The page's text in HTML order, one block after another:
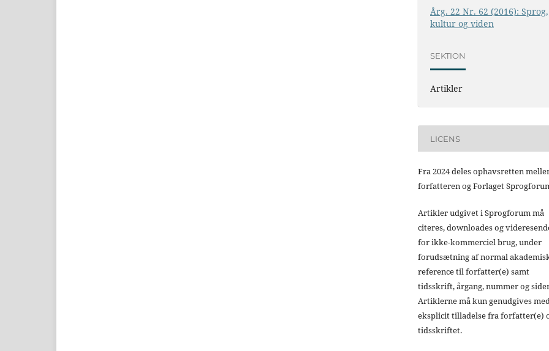
Årg. 22 Nr. 62 (2016): Sprog,
kultur og viden
SEKTION
Artikler
LICENS
Fra 2024 deles ophavsretten
forfatteren og Forlaget
Artikler udgivet i Sprogforum må
citeres, downloades og
for ikke-kommerciel brug, under
forudsætning af normal
reference til forfatter(e) samt
tidsskrift, årgang, nummer og
Artiklerne må kun genudgives
eksplicit tilladelse fra forfatter(e)
tidsskriftet.